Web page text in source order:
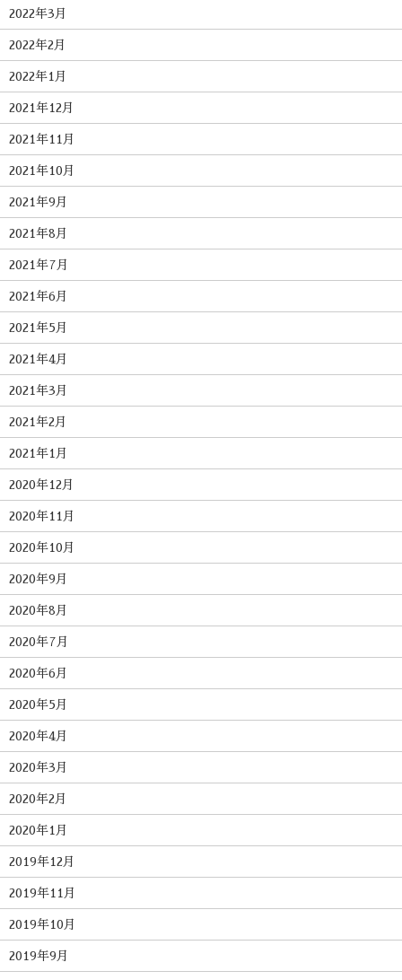
2022年3月
2022年2月
2022年1月
2021年12月
2021年11月
2021年10月
2021年9月
2021年8月
2021年7月
2021年6月
2021年5月
2021年4月
2021年3月
2021年2月
2021年1月
2020年12月
2020年11月
2020年10月
2020年9月
2020年8月
2020年7月
2020年6月
2020年5月
2020年4月
2020年3月
2020年2月
2020年1月
2019年12月
2019年11月
2019年10月
2019年9月